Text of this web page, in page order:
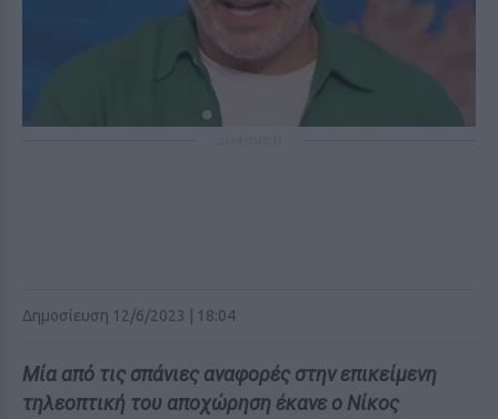
Δημοσίευση 12/6/2023 | 18:04
Μία από τις σπάνιες αναφορές στην επικείμενη
τηλεοπτική του αποχώρηση έκανε ο Νίκος